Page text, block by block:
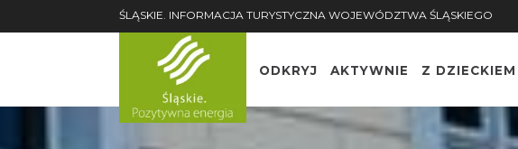
ŚLĄSKIE. INFORMACJA TURYSTYCZNA WOJEWÓDZTWA ŚLĄSKIEGO
ODKRYJ AKTYWNIE Z DZIECKIEM